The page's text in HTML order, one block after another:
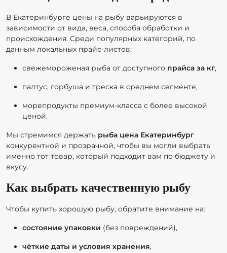
В Екатеринбурге цены на рыбу варьируются в
зависимости от вида, веса, способа обработки и
происхождения. Среди популярных категорий, по
данным локальных прайс‑листов:
свежемороженая рыба от доступного прайса за кг,
палтус, горбуша и треска в среднем сегменте,
морепродукты премиум‑класса с более высокой
ценой.
Мы стремимся держать рыба цена Екатеринбург
конкурентной и прозрачной, чтобы вы могли выбрать
именно тот товар, который подходит вам по бюджету и
вкусу.
Как выбрать качественную рыбу
Чтобы купить хорошую рыбу, обратите внимание на:
состояние упаковки (без повреждений),
чёткие даты и условия хранения,